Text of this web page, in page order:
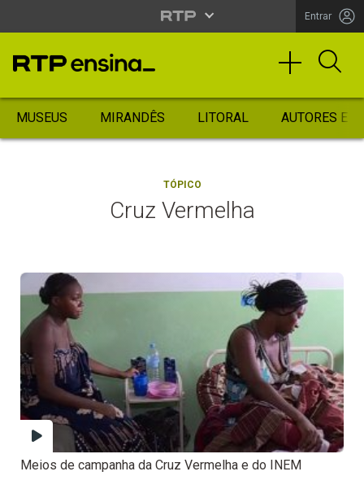
Entrar
MUSEUS MIRANDÊS LITORAL AUTORES
TÓPICO
Cruz Vermelha
Meios de campanha da Cruz Vermelha e do INEM